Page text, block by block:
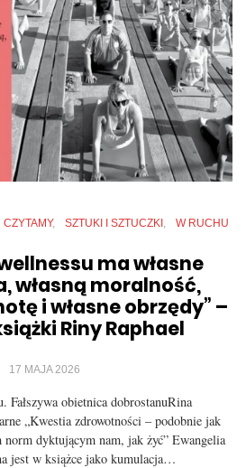
CZYTAMY SZTUKI I SZTUCZKI W RUCHU
ma własne
własną moralność,
i własne obrzędy” –
Riny Raphael
17 MAJA 2026
Fałszywa obietnica dobrostanuRina
„Kwestia zdrowotności – podobnie jak
norm dyktującym nam, jak żyć” Ewangelia
jest w książce jako kumulacja…